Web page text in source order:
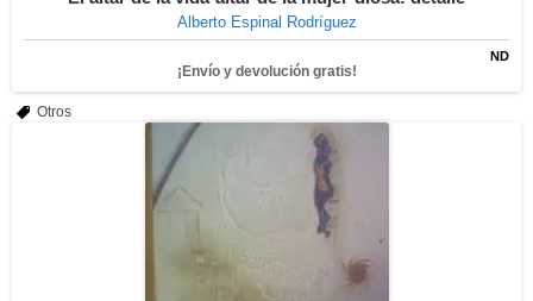
Alberto Espinal Rodríguez
ND
¡Envío y devolución gratis!
Otros